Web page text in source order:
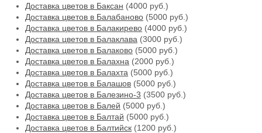
Доставка цветов в Баксан (4000 руб.)
Доставка цветов в Балабаново (5000 руб.)
Доставка цветов в Балакирево (4000 руб.)
Доставка цветов в Балаклава (3000 руб.)
Доставка цветов в Балаково (5000 руб.)
Доставка цветов в Балахна (2000 руб.)
Доставка цветов в Балахта (5000 руб.)
Доставка цветов в Балашов (5000 руб.)
Доставка цветов в Балезино-3 (3500 руб.)
Доставка цветов в Балей (5000 руб.)
Доставка цветов в Балтай (5000 руб.)
Доставка цветов в Балтийск (1200 руб.)